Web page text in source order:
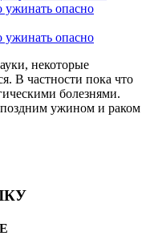
ужинать опасно
ужинать опасно
некоторые
В частности пока что
болезнями.
ужином и раком